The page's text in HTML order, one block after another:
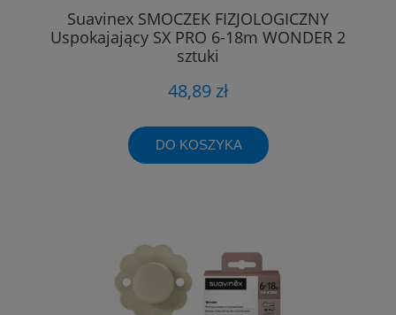
Suavinex SMOCZEK FIZJOLOGICZNY
Uspokajający SX PRO 6-18m WONDER 2
sztuki
48,89 zł
DO KOSZYKA